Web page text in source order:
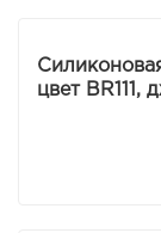
цвет BR111,